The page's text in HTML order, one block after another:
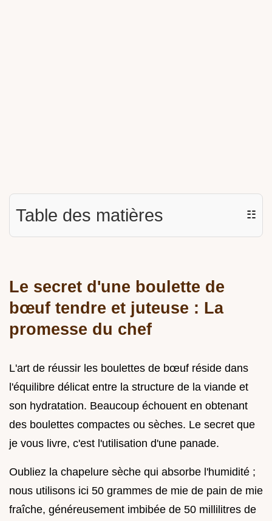
Table des matières ☷
Le secret d'une boulette de
bœuf tendre et juteuse : La
promesse du chef
L'art de réussir les boulettes de bœuf réside dans
l'équilibre délicat entre la structure de la viande et
son hydratation. Beaucoup échouent en obtenant
des boulettes compactes ou sèches. Le secret que
je vous livre, c'est l'utilisation d'une panade.
Oubliez la chapelure sèche qui absorbe l'humidité ;
nous utilisons ici 50 grammes de mie de pain de mie
fraîche, généreusement imbibée de 50 millilitres de